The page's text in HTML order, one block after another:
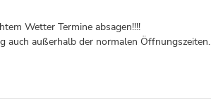
Wetter Termine absagen!!!!
auch außerhalb der normalen Öffnungszeiten.